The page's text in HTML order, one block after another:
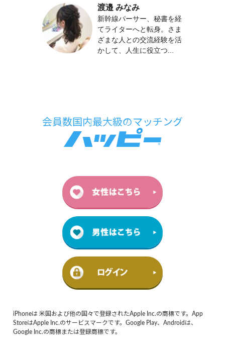
渡邉 みなみ
新幹線パーサー、秘書を経
てライターへと転身。さま
ざまな人との交流経験を活
かして、人生に役立つ...
iPhoneは 米国および他の国々で登録されたApple Inc.の商標です。App
StoreはApple Inc.のサービスマークです。Google Play、Androidは、
Google Inc.の商標または登録商標です。